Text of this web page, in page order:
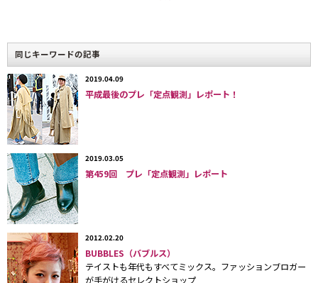
ターマーチンなどが徐々に増えており、フェミニンでかわいいものか
ら、ゴツくてラフ、マニッシュ、快活なデザインのものへと感覚がシ
フトしているようすも確認された。
今回の東京のストリートにおけるミニ丈ボトムスのトレンドの起源
は2005年にまで遡る。最初はヒザ丈ぐらいだったのが、徐々に短くな
り、さらに 30代、
ンカ、カラータイツ、柄タイツ、デザインソックスなどレングスのア
イテムの多様化と、ブーティやニーハイブーツ、トレッキングブー
ツ、ムートンブーツなど靴の多様化が進んでおり、ひとことでいう
と、00年代後半〜
ド）」の時代だったといえるだろう。
■渋谷地点のミニ丈ボトムス、うち＋ショートブーツ
同じキーワードの記事
2019.04.09
平成最後のプレ「定点観測」レポート！
2019.03.05
第459回 プレ「定点観測」レポート
2012.02.20
BUBBLES（バブルス）
テイストも年代もすべてミックス。ファッションブロガー
が手がけるセレクトショップ